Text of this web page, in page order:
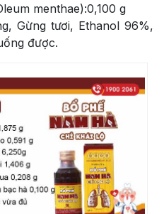
menthae):0,100 g
Gừng tươi, Ethanol 96%,
được.